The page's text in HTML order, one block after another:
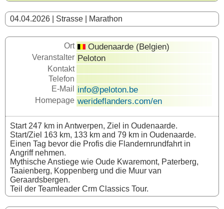
04.04.2026 | Strasse | Marathon
Ort Oudenaarde (Belgien)
Veranstalter Peloton
Kontakt
Telefon
E-Mail
info@peloton.be
Homepage werideflanders.com/en
Start 247 km in Antwerpen, Ziel in Oudenaarde.
Start/Ziel 163 km, 133 km and 79 km in Oudenaarde.
Einen Tag bevor die Profis die Flandernrundfahrt in
Angriff nehmen.
Mythische Anstiege wie Oude Kwaremont, Paterberg,
Taaienberg, Koppenberg und die Muur van
Geraardsbergen.
Teil der Teamleader Crm Classics Tour.